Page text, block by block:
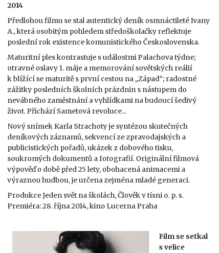
2014
Předlohou filmu se stal autentický deník osmnáctileté Ivany
A., která osobitým pohledem středoškolačky reflektuje
poslední rok existence komunistického Československa.
Maturitní ples kontrastuje s událostmi Palachova týdne;
otravné oslavy 1. máje a memorování sovětských reálií
k blížící se maturitě s první cestou na „Západ“; radostné
zážitky posledních školních prázdnin s nástupem do
nevábného zaměstnání a vyhlídkami na budoucí šedivý
život. Přichází Sametová revoluce...
Nový snímek Karla Strachoty je syntézou skutečných
deníkových záznamů, sekvencí ze zpravodajských a
publicistických pořadů, ukázek z dobového tisku,
soukromých dokumentů a fotografií. Originální filmová
výpověď o době před 25 lety, obohacená animacemi a
výraznou hudbou, je určena zejména mladé generaci.
Produkce Jeden svět na školách, Člověk v tísni o. p. s.
Premiéra: 28. října 2014, kino Lucerna Praha
Film se setkal
s velice